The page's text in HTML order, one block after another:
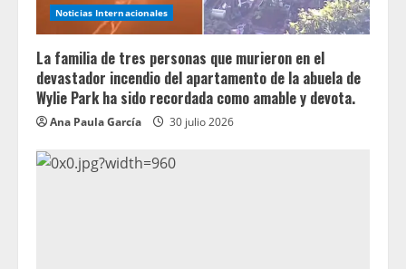
Noticias Internacionales
La familia de tres personas que murieron en el
devastador incendio del apartamento de la abuela de
Wylie Park ha sido recordada como amable y devota.
Ana Paula García 30 julio 2026